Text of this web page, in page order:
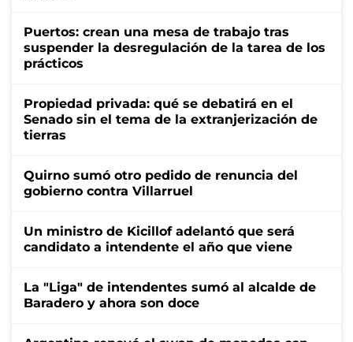
Puertos: crean una mesa de trabajo tras
suspender la desregulación de la tarea de los
prácticos
Propiedad privada: qué se debatirá en el
Senado sin el tema de la extranjerización de
tierras
Quirno sumó otro pedido de renuncia del
gobierno contra Villarruel
Un ministro de Kicillof adelantó que será
candidato a intendente el año que viene
La "Liga" de intendentes sumó al alcalde de
Baradero y ahora son doce